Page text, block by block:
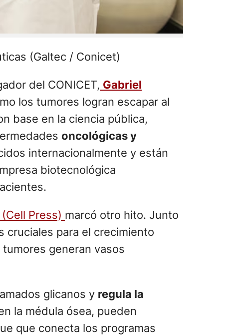
(Galtec / Conicet)
del CONICET, Gabriel
los tumores logran escapar al
base en la ciencia pública,
oncológicas y
internacionalmente y están
biotecnológica
Press) marcó otro hito. Junto
cruciales para el crecimiento
generan vasos
glicanos y regula la
la médula ósea, pueden
que conecta los programas